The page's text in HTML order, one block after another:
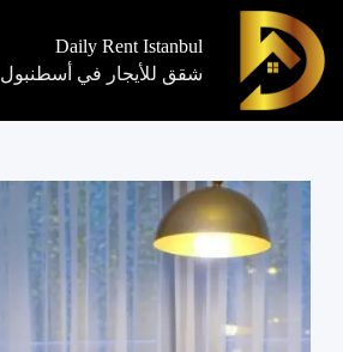
Daily Rent Istanbul
شقق للأيجار في أسطنبول